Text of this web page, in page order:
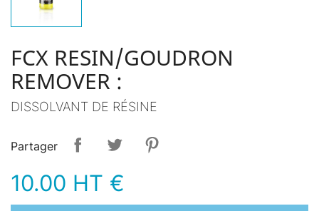
FCX RESIN/GOUDRON
REMOVER :
DISSOLVANT DE RÉSINE
Partager
10.00 HT €